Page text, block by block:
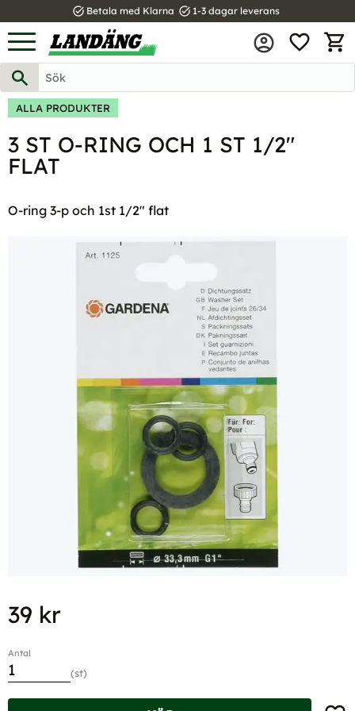
Meny
task_alt Betala med Klarna task_alt 1-3 dagar leverans
ALLA PRODUKTER
3 ST O-RING OCH 1 ST 1/2"
FLAT
O-ring 3-p och 1st 1/2" flat
39 kr
Antal
st